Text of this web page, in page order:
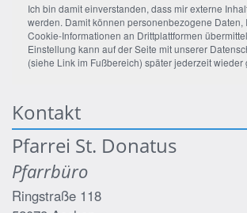
Ich bin damit einverstanden, dass mir externe
werden. Damit können personenbezogene Daten,
Cookie-Informationen an Drittplattformen
Einstellung kann auf der Seite mit unserer
(siehe Link im Fußbereich) später jederzeit wieder
Kontakt
Pfarrei St. Donatus
Pfarrbüro
Ringstraße 118